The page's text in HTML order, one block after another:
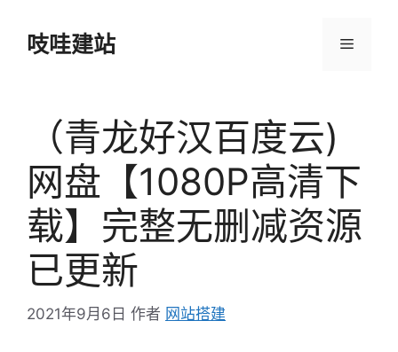
吱哇建站 菜
（青龙好汉百度云)
网盘【1080P高清下
载】完整无删减资源
已更新
2021年9月6日 作者 网站搭建